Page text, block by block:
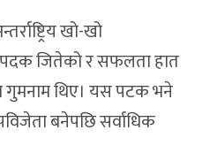
खो-खो
पदक जितेको र सफलता हात
गुमनाम थिए। यस पटक भने
बनेपछि सर्वाधिक